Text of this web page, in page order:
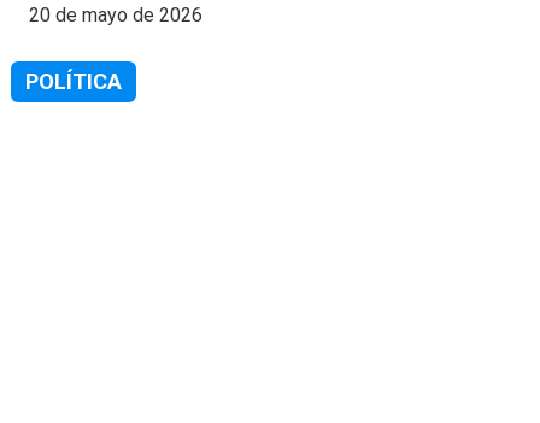
20 de mayo de 2026
POLÍTICA